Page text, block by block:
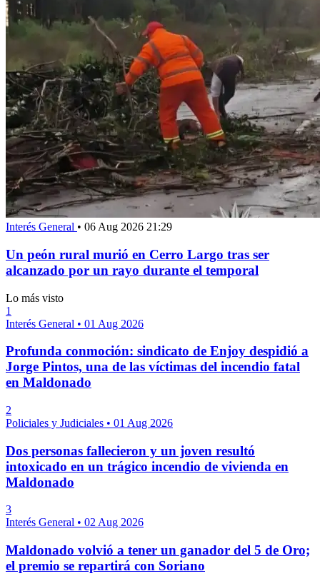
Interés General • 06 Aug 2026 21:29
Un peón rural murió en Cerro Largo tras ser
alcanzado por un rayo durante el temporal
Lo más visto
1
Interés General • 01 Aug 2026
Profunda conmoción: sindicato de Enjoy despidió a
Jorge Pintos, una de las víctimas del incendio fatal
en Maldonado
2
Policiales y Judiciales • 01 Aug 2026
Dos personas fallecieron y un joven resultó
intoxicado en un trágico incendio de vivienda en
Maldonado
3
Interés General • 02 Aug 2026
Maldonado volvió a tener un ganador del 5 de Oro;
el premio se repartirá con Soriano